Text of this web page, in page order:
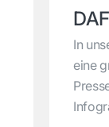
In
eine